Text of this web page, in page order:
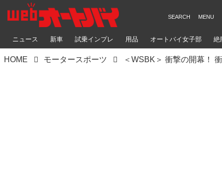
ニュース 新車 試乗インプレ 用品 オートバイ女子部 絶
HOME モータースポーツ